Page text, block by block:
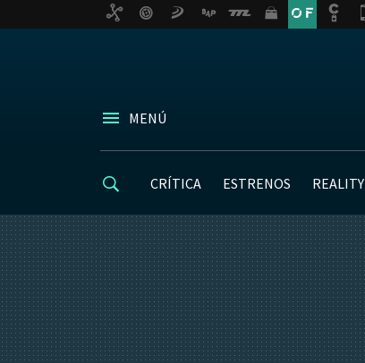
MENÚ
CRÍTICA ESTRENOS REALITY